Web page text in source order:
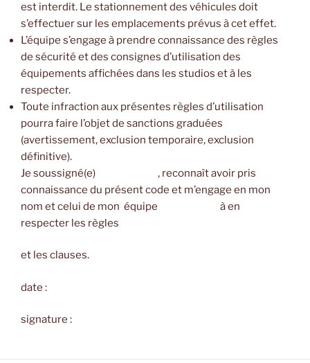
est interdit. Le stationnement des véhicules doit
s’effectuer sur les emplacements prévus à cet effet.
L’équipe s’engage à prendre connaissance des règles
de sécurité et des consignes d’utilisation des
équipements affichées dans les studios et à les
respecter.
Toute infraction aux présentes règles d’utilisation
pourra faire l’objet de sanctions graduées
(avertissement, exclusion temporaire, exclusion
définitive).
Je soussigné(e)
, reconnaît avoir pris
connaissance du présent code et m’engage en mon
nom et celui de mon équipe
à en
respecter les règles
et les clauses.
date :
signature :